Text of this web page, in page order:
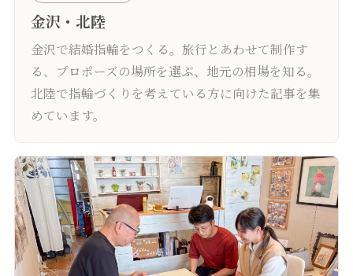
金沢・北陸
金沢で結婚指輪をつくる。旅行とあわせて制作す
る、プロポーズの場所を選ぶ、地元の相場を知る。
北陸で指輪づくりを考えている方に向けた記事を集
めています。